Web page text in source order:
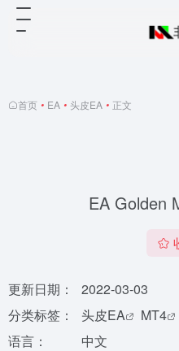
首页 • EA • 头皮EA • 正文
EA Golden
更新日期：
2022-03-03
分类标签：
头皮EA
MT4
语言：
中文